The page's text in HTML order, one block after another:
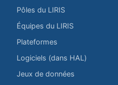
Pôles du LIRIS
Équipes du LIRIS
Plateformes
Logiciels (dans HAL)
Jeux de données